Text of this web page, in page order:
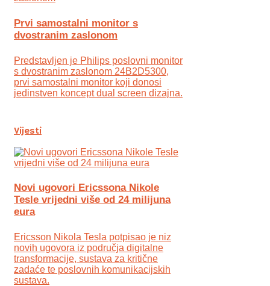
Prvi samostalni monitor s
dvostranim zaslonom
Predstavljen je Philips poslovni monitor
s dvostranim zaslonom 24B2D5300,
prvi samostalni monitor koji donosi
jedinstven koncept dual screen dizajna.
Vijesti
Novi ugovori Ericssona Nikole
Tesle vrijedni više od 24 milijuna
eura
Ericsson Nikola Tesla potpisao je niz
novih ugovora iz područja digitalne
transformacije, sustava za kritične
zadaće te poslovnih komunikacijskih
sustava.